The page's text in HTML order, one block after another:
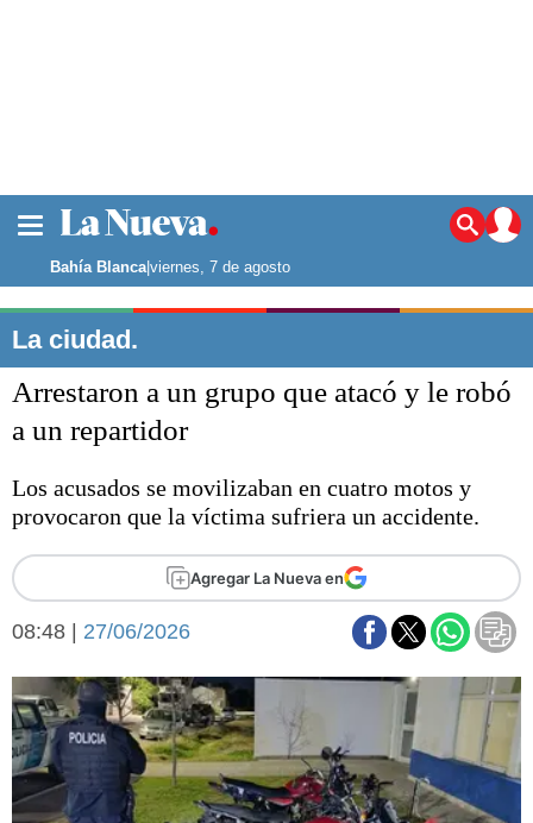
Noticias
La ciudad
Punta Alta
El mundo
Deportes
Escenario Olímpico
Liga del Sur
Fútbol
Cines
Economía y campo
Economía y finanzas
Con el campo
Espacio empresas
Sociedad y tiempo
Sociedad
Bahía Blanca|viernes, 7 de agosto
La ciudad.
Arrestaron a un grupo que atacó y le robó
a un repartidor
Los acusados se movilizaban en cuatro motos y
provocaron que la víctima sufriera un accidente.
Agregar La Nueva en
08:48 | 27/06/2026